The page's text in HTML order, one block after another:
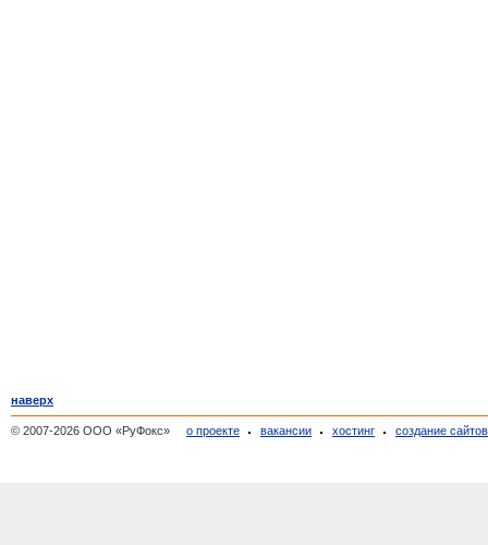
наверх
© 2007-2026 ООО «РуФокс» о проекте вакансии хостинг создание сайтов